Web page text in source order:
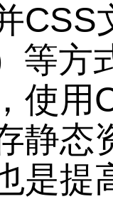
CSS
等
使用
静态
是提